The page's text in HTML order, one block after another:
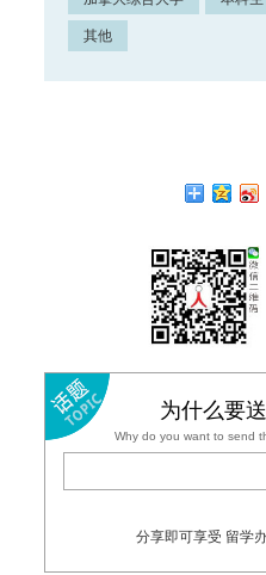
其他
为什么要
Why do you want to send
分享即可享受 留学